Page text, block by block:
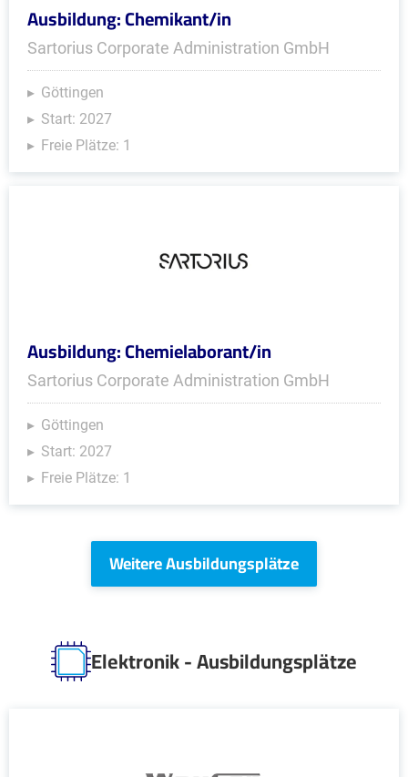
Ausbildung: Chemikant/in
Sartorius Corporate Administration GmbH
Göttingen
Start: 2027
Freie Plätze: 1
Ausbildung: Chemielaborant/in
Sartorius Corporate Administration GmbH
Göttingen
Start: 2027
Freie Plätze: 1
Weitere Ausbildungsplätze
Elektronik - Ausbildungsplätze